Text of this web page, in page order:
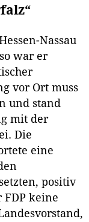
Nassau
war er
vor Ort muss
und stand
mit der
Die
eine
positiv
FDP keine